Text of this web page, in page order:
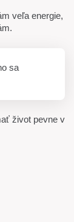
veľa energie,
sa
život pevne v